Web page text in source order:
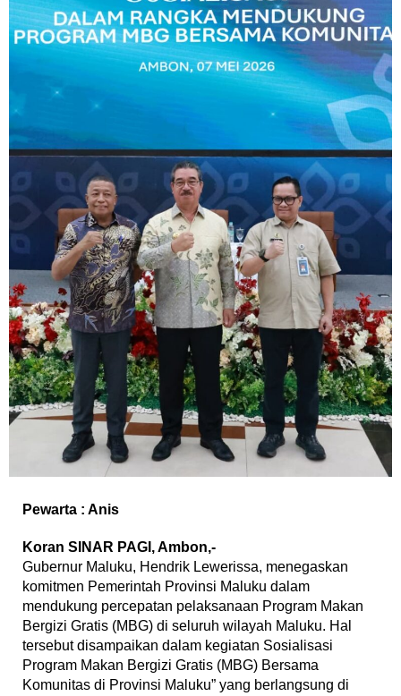
Pewarta : Anis
Koran SINAR PAGI, Ambon,-
Gubernur Maluku, Hendrik Lewerissa, menegaskan
komitmen Pemerintah Provinsi Maluku dalam
mendukung percepatan pelaksanaan Program Makan
Bergizi Gratis (MBG) di seluruh wilayah Maluku. Hal
tersebut disampaikan dalam kegiatan Sosialisasi
Program Makan Bergizi Gratis (MBG) Bersama
Komunitas di Provinsi Maluku” yang berlangsung di